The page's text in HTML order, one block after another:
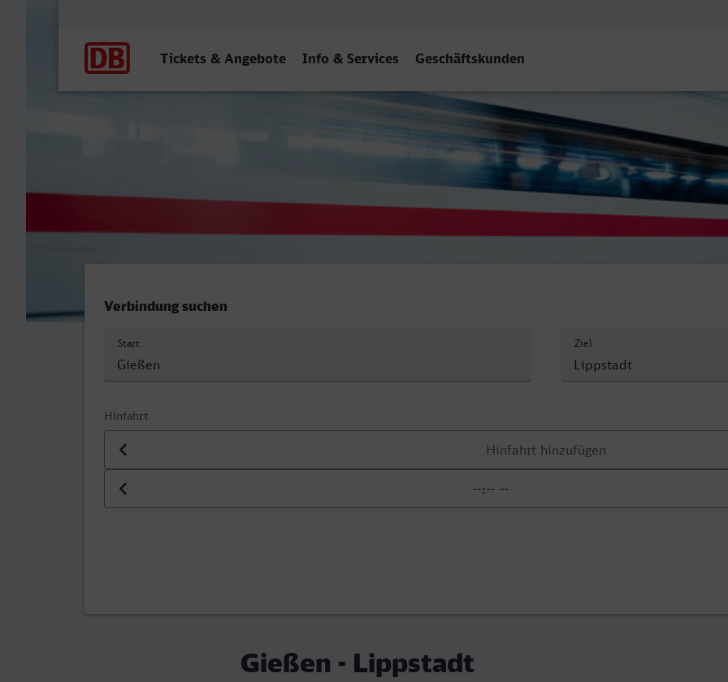
Tickets & Angebote Info & Services Geschäftskunden
Verbindung suchen
Start Ziel
Hinfahrt
Datum der Hinfahrt
Uhrzeit der Hinfahrt
Gießen - Lippstadt